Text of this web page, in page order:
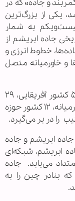
و جاده» که در
یکی از بزرگ‌ترین
به شمار
جاده ابریشم از
خطوط انرژی و
و خاورمیانه متصل
این ابتکار بین ۱۴۶ تا ۱۵۰ کشور از جمله ۵۳ کشور آفریقایی، ۲۹
کشور اروپایی، ۲۲ کشور آسیایی، ۹ کشور خاورمیانه، ۱۲ کشور حوزه
ابریشم و جاده
ابریشم، شبکه‌ای
می‌یابد. جاده
بنادر چین را به